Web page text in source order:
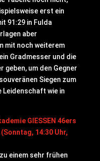
erst ein
91:29 in Fulda
aber
mit noch weiterem
Gradmesser und die
geben, um den Gegner
Siegen zum
wie in
GIESSEN 46ers
14:30 Uhr,
einem sehr frühen